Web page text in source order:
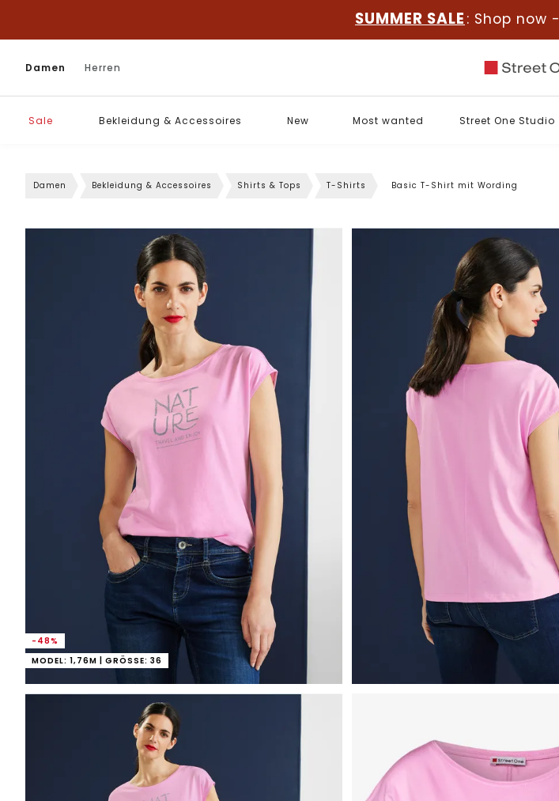
SUMMER SALE : Shop now -
Damen Herren
Sale Bekleidung & Accessoires New Most wanted Street One Studio
Damen Bekleidung & Accessoires Shirts & Tops T-Shirts Basic T-Shirt mit Wording
-48%
MODEL: 1,76M | GRÖSSE: 36